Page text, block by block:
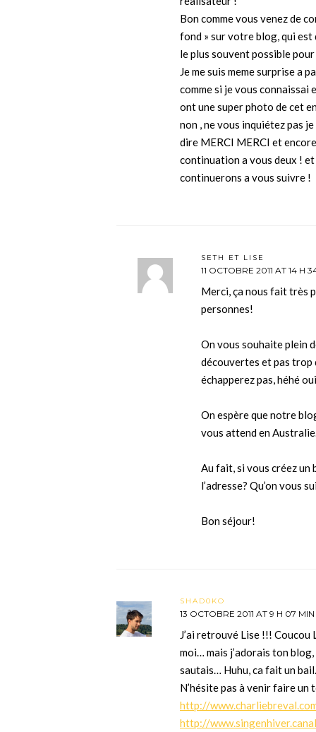
Bon comme vous venez de
fond » sur votre blog, qui
le plus souvent possible
Je me suis meme surprise a
comme si je vous connaissai
ont une super photo de cet
non , ne vous inquiétez pas
dire MERCI MERCI et
continuation a vous deux ! et
continuerons a vous suivre !
SETH ET LISE
11 OCTOBRE 2011 AT 14 H
Merci, ça nous fait très
personnes!
On vous souhaite plein
découvertes et pas trop
échapperez pas, héhé
On espère que notre
vous attend en
Au fait, si vous créez un
l’adresse? Qu’on vous
Bon séjour!
SHAD0KO
13 OCTOBRE 2011 AT 9 H 07 MIN
J’ai retrouvé Lise !!! Coucou
moi… mais j’adorais ton
sautais… Huhu, ca fait un bail.
N’hésite pas à venir faire un
http://
http://